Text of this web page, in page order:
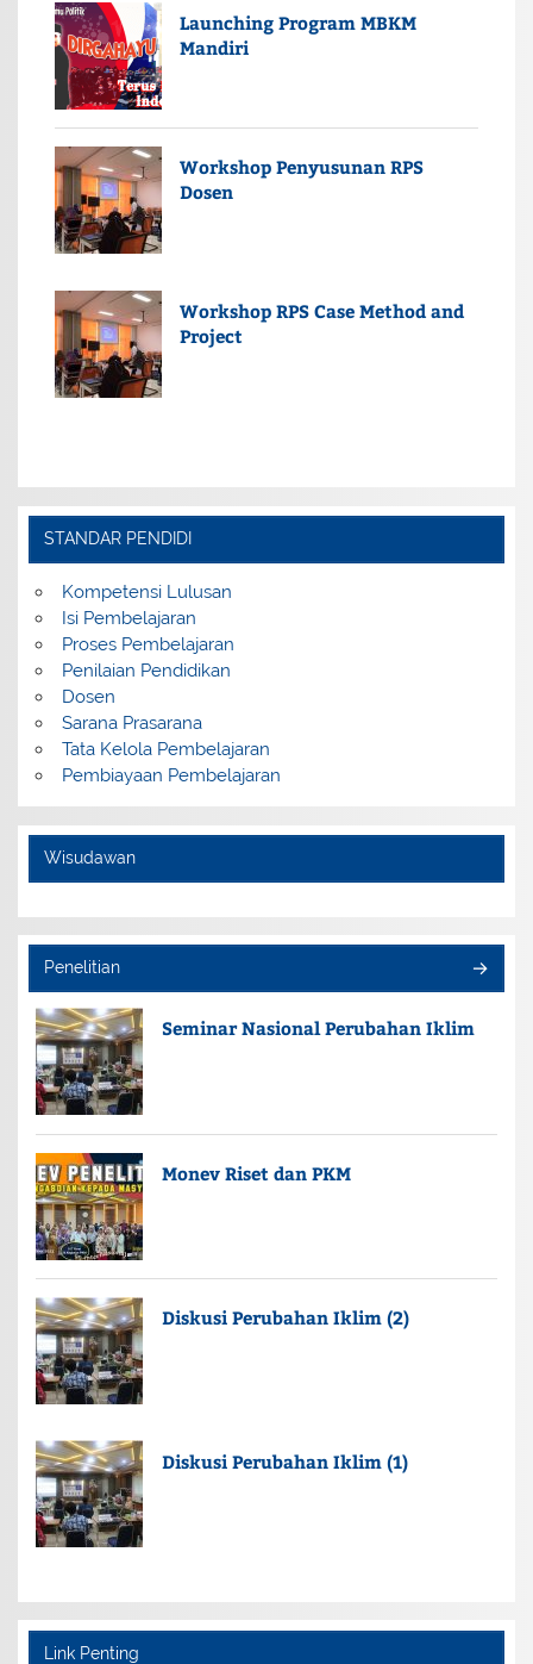
Launching Program MBKM
Mandiri
Workshop Penyusunan RPS
Dosen
Workshop RPS Case Method and
Project
STANDAR PENDIDI
Kompetensi Lulusan
Isi Pembelajaran
Proses Pembelajaran
Penilaian Pendidikan
Dosen
Sarana Prasarana
Tata Kelola Pembelajaran
Pembiayaan Pembelajaran
Wisudawan
Penelitian
Seminar Nasional Perubahan Iklim
Monev Riset dan PKM
Diskusi Perubahan Iklim (2)
Diskusi Perubahan Iklim (1)
Link Penting